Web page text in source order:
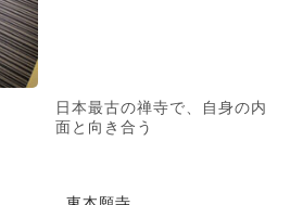
日本最古の禅寺で、自身の内
面と向き合う